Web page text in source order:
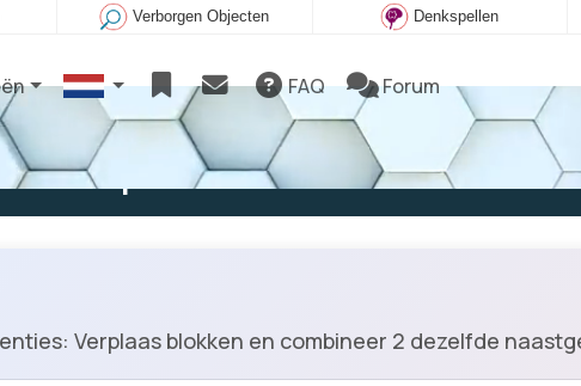
Verborgen Objecten Denkspellen
FAQ Forum
om te spelen
Verplaas blokken en combineer 2 dezelfde